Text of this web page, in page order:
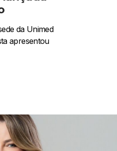
da Unimed
apresentou